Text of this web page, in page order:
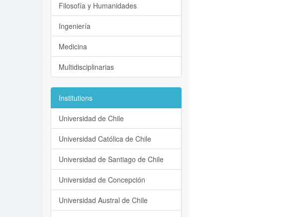
Filosofía y Humanidades
Ingeniería
Medicina
Multidisciplinarias
Institutions
Universidad de Chile
Universidad Católica de Chile
Universidad de Santiago de Chile
Universidad de Concepción
Universidad Austral de Chile